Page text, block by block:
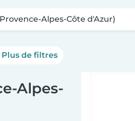
Alpes-Côte d'Azur)
Plus de filtres
Alpes-